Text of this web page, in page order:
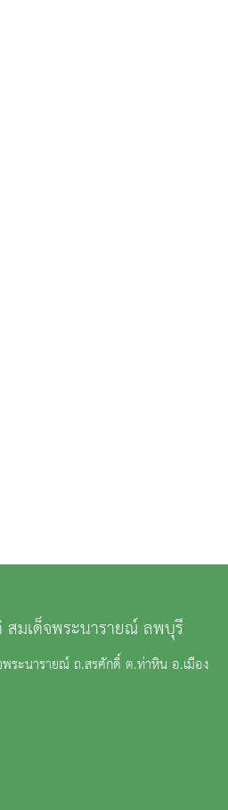
มเด็จพระนารายณ์ ลพบุรี
ระนารายณ์ ถ.สรศักดิ์ ต.ท่าหิน อ.เมือง